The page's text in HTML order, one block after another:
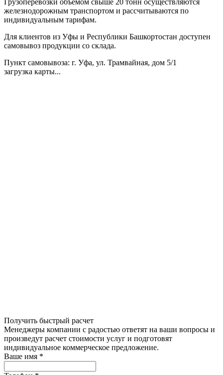
железнодорожным транспортом и рассчитываются по
индивидуальным тарифам.
Для клиентов из Уфы и Республики Башкортостан доступен
самовывоз продукции со склада.
Пункт самовывоза: г. Уфа, ул. Трамвайная, дом 5/1
загрузка карты...
Получить быстрый расчет
Менеджеры компании с радостью ответят на ваши вопросы и
произведут расчет стоимости услуг и подготовят
индивидуальное коммерческое предложение.
Ваше имя *